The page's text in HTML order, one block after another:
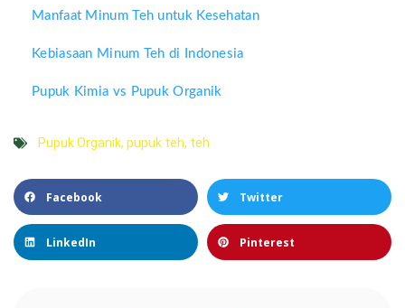
Manfaat Minum Teh untuk Kesehatan
Kebiasaan Minum Teh di Indonesia
Pupuk Kimia vs Pupuk Organik
Pupuk Organik, pupuk teh, teh
Facebook Twitter
LinkedIn Pinterest